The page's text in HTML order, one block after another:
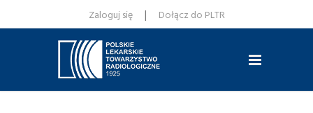
Zaloguj się | Dołącz do PLTR